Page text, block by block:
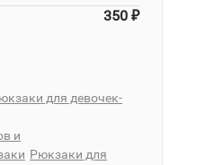
350 ₽
для девочек-
и
Рюкзаки для